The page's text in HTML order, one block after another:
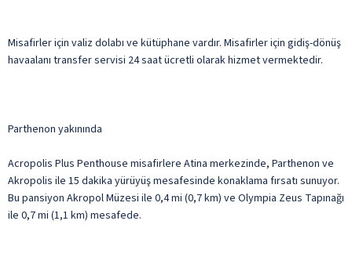
Misafirler için valiz dolabı ve kütüphane vardır. Misafirler için gidiş-dönüş
havaalanı transfer servisi 24 saat ücretli olarak hizmet vermektedir.
Parthenon yakınında
Acropolis Plus Penthouse misafirlere Atina merkezinde, Parthenon ve
Akropolis ile 15 dakika yürüyüş mesafesinde konaklama fırsatı sunuyor.
Bu pansiyon Akropol Müzesi ile 0,4 mi (0,7 km) ve Olympia Zeus Tapınağı
ile 0,7 mi (1,1 km) mesafede.